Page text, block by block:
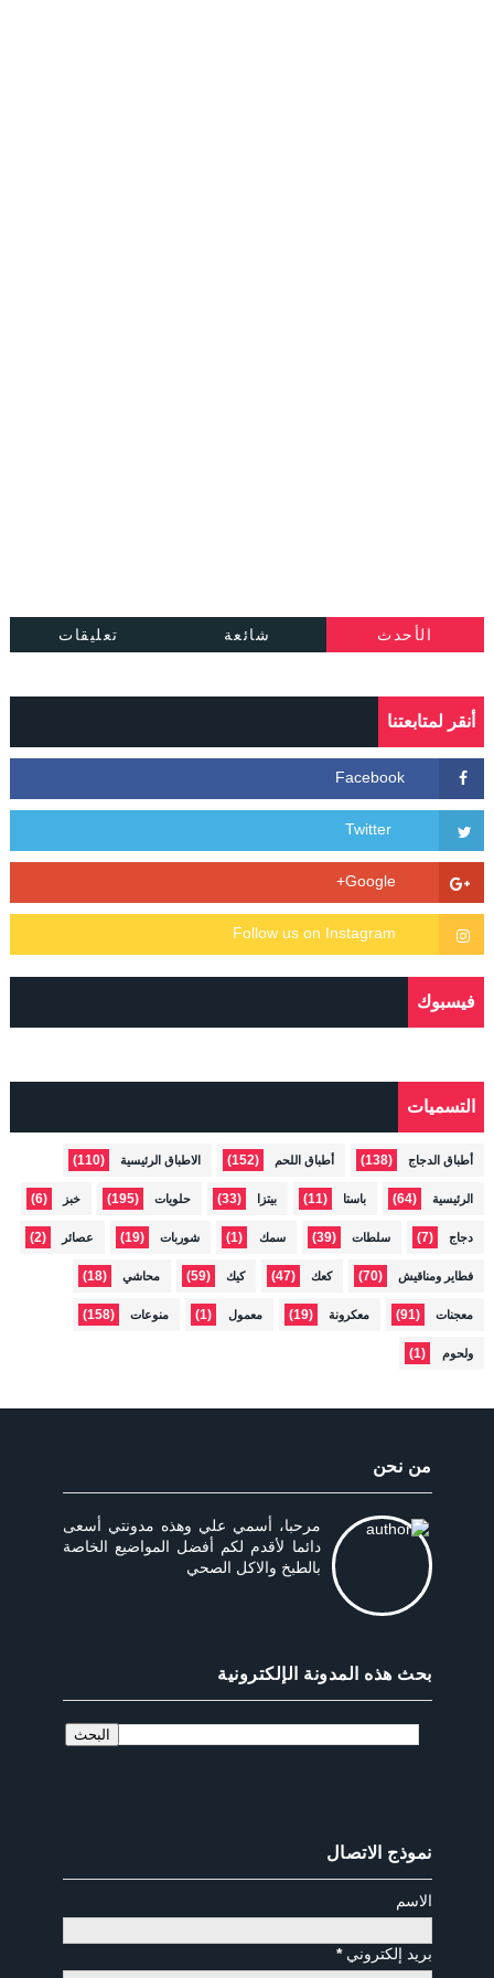
الأحدث شائعة تعليقات
أنقر لمتابعتنا
فيسبوك
التسميات
أطباق الدجاج (138) أطباق اللحم (152) الاطباق الرئيسية (110)
الرئيسية (64) باستا (11) بيتزا (33) حلويات (195) خبز (6)
دجاج (7) سلطات (39) سمك (1) شوربات (19) عصائر (2)
فطاير ومناقيش (70) كعك (47) كيك (59) محاشي (18)
معجنات (91) معكرونة (19) معمول (1) منوعات (158)
ولحوم (1)
من نحن
مرحبا، أسمي علي وهذه مدونتي أسعى
دائما لأقدم لكم أفضل المواضيع الخاصة
بالطبخ والاكل الصحي
بحث هذه المدونة الإلكترونية
نموذج الاتصال
الاسم
بريد إلكتروني*